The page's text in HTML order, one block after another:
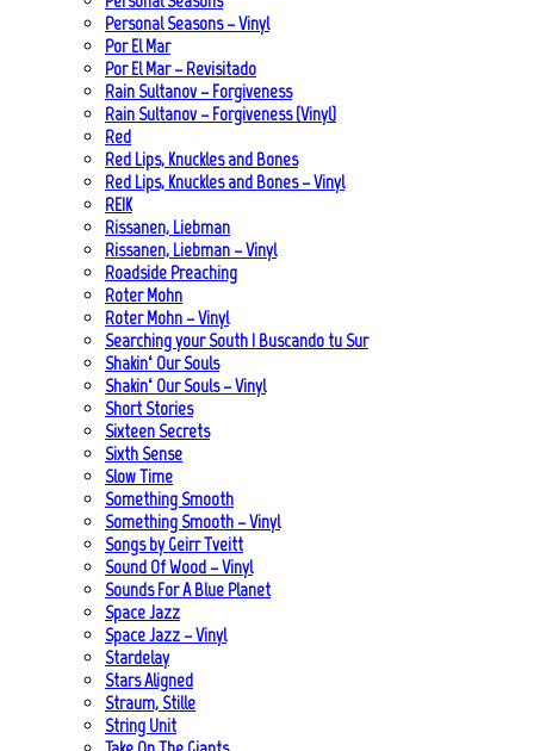
Personal Seasons – Vinyl
Por El Mar
Por El Mar – Revisitado
Rain Sultanov – Forgiveness
Rain Sultanov – Forgiveness (Vinyl)
Red
Red Lips, Knuckles and Bones
Red Lips, Knuckles and Bones – Vinyl
REIK
Rissanen, Liebman
Rissanen, Liebman – Vinyl
Roadside Preaching
Roter Mohn
Roter Mohn – Vinyl
Searching your South | Buscando tu Sur
Shakin‘ Our Souls
Shakin‘ Our Souls – Vinyl
Short Stories
Sixteen Secrets
Sixth Sense
Slow Time
Something Smooth
Something Smooth – Vinyl
Songs by Geirr Tveitt
Sound Of Wood – Vinyl
Sounds For A Blue Planet
Space Jazz
Space Jazz – Vinyl
Stardelay
Stars Aligned
Straum, Stille
String Unit